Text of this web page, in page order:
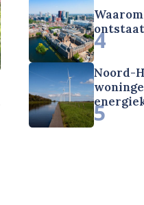
ontstaat
4
Noord-
5